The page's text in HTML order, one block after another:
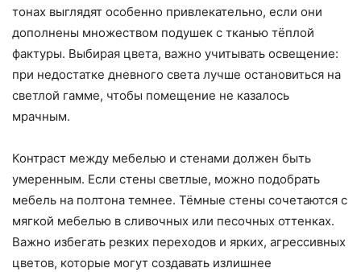
тонах выглядят особенно привлекательно, если они
дополнены множеством подушек с тканью тёплой
фактуры. Выбирая цвета, важно учитывать освещение:
при недостатке дневного света лучше остановиться на
светлой гамме, чтобы помещение не казалось
мрачным.
Контраст между мебелью и стенами должен быть
умеренным. Если стены светлые, можно подобрать
мебель на полтона темнее. Тёмные стены сочетаются с
мягкой мебелью в сливочных или песочных оттенках.
Важно избегать резких переходов и ярких, агрессивных
цветов, которые могут создавать излишнее